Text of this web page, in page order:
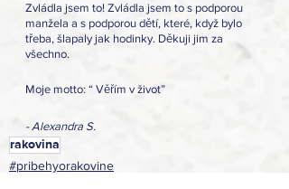
Zvládla jsem to! Zvládla jsem to s podporou
manžela a s podporou dětí, které, když bylo
třeba, šlapaly jak hodinky. Děkuji jim za
všechno.
Moje motto: “ Věřím v život”
- Alexandra S.
rakovina
#pribehyorakovine